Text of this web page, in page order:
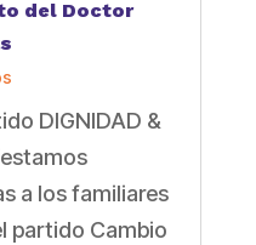
del Doctor
DIGNIDAD &
a los familiares
partido Cambio